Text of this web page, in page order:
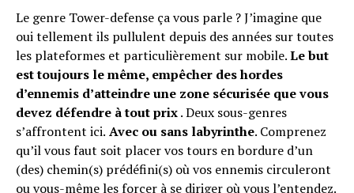
Le genre Tower-defense ça vous parle ? J’imagine que
oui tellement ils pullulent depuis des années sur toutes
les plateformes et particulièrement sur mobile.Le but
est toujours le même, empêcher des hordes
d’ennemis d’atteindre une zone sécurisée que vous
devez défendre à tout prix. Deux sous-genres
s’affrontent ici. Avec ou sans labyrinthe. Comprenez
qu’il vous faut soit placer vos tours en bordure d’un
(des) chemin(s) prédéfini(s) où vos ennemis circuleront
ou vous-même les forcer à se diriger où vous l’entendez.